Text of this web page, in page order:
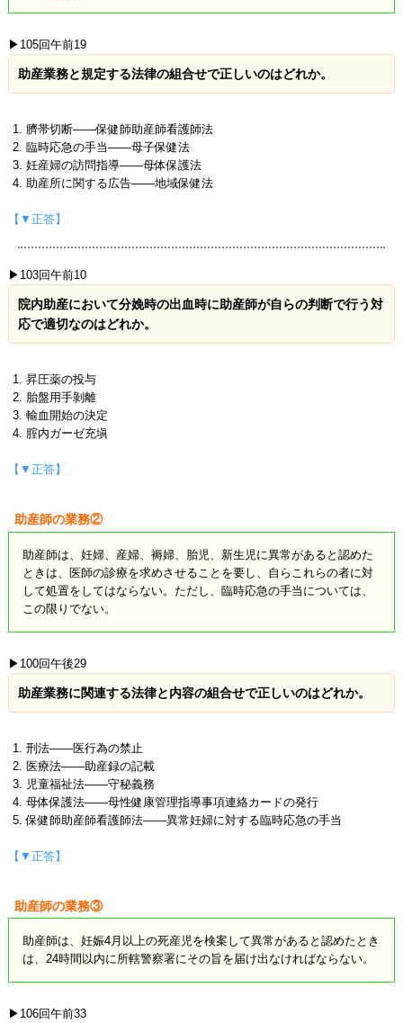
▶105回午前19
助産業務と規定する法律の組合せで正しいのはどれか。
臍帯切断――保健師助産師看護師法
臨時応急の手当――母子保健法
妊産婦の訪問指導――母体保護法
助産所に関する広告――地域保健法
【▼正答】
▶103回午前10
院内助産において分娩時の出血時に助産師が自らの判断で行う対
応で適切なのはどれか。
昇圧薬の投与
胎盤用手剝離
輸血開始の決定
腟内ガーゼ充塡
【▼正答】
助産師の業務②
助産師は、妊婦、産婦、褥婦、胎児、新生児に異常があると認めた
ときは、医師の診療を求めさせることを要し、自らこれらの者に対
して処置をしてはならない。ただし、臨時応急の手当については、
この限りでない。
▶100回午後29
助産業務に関連する法律と内容の組合せで正しいのはどれか。
刑法――医行為の禁止
医療法――助産録の記載
児童福祉法――守秘義務
母体保護法――母性健康管理指導事項連絡カードの発行
保健師助産師看護師法――異常妊婦に対する臨時応急の手当
【▼正答】
助産師の業務③
助産師は、妊娠4月以上の死産児を検案して異常があると認めたとき
は、24時間以内に所轄警察署にその旨を届け出なければならない。
▶106回午前33